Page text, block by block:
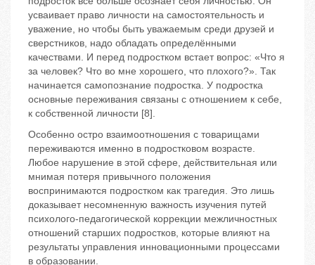
усваивает право личности на самостоятельность и
уважение, но чтобы быть уважаемым среди друзей и
сверстников, надо обладать определёнными
качествами. И перед подростком встает вопрос: «Что я
за человек? Что во мне хорошего, что плохого?». Так
начинается самопознание подростка. У подростка
основные переживания связаны с отношением к себе,
к собственной личности [8].
Особенно остро взаимоотношения с товарищами
переживаются именно в подростковом возрасте.
Любое нарушение в этой сфере, действительная или
мнимая потеря привычного положения
воспринимаются подростком как трагедия. Это лишь
доказывает несомненную важность изучения путей
психолого-педагогической коррекции межличностных
отношений старших подростков, которые влияют на
результаты управления инновационными процессами
в образовании.